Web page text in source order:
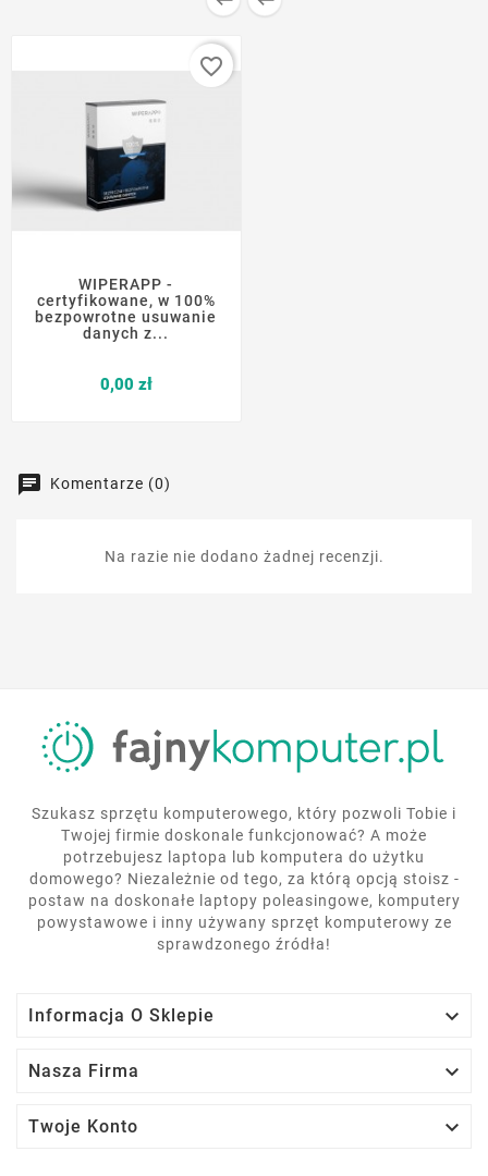
WIPERAPP -
certyfikowane, w 100%
bezpowrotne usuwanie
danych z...
0,00 złCena
favorite_border
Komentarze (0)
Na razie nie dodano żadnej recenzji.
Szukasz sprzętu komputerowego, który pozwoli Tobie i
Twojej firmie doskonale funkcjonować? A może
potrzebujesz laptopa lub komputera do użytku
domowego? Niezależnie od tego, za którą opcją stoisz -
postaw na doskonałe laptopy poleasingowe, komputery
powystawowe i inny używany sprzęt komputerowy ze
sprawdzonego źródła!
Informacja O Sklepie 
Nasza Firma 
Twoje Konto 